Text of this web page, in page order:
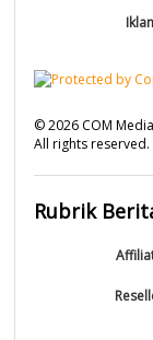
Iklan
©2026 COM Media
All rights reserved.
Rubrik